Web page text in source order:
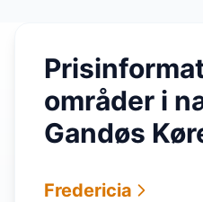
områder i
Gandøs
Fredericia